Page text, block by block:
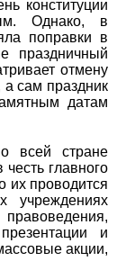
конституции
Однако, в
поправки в
праздничный
отмену
а сам праздник
датам
всей стране
главного
их проводится
учреждениях
и
акции,